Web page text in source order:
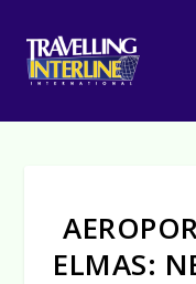
ELMAS: